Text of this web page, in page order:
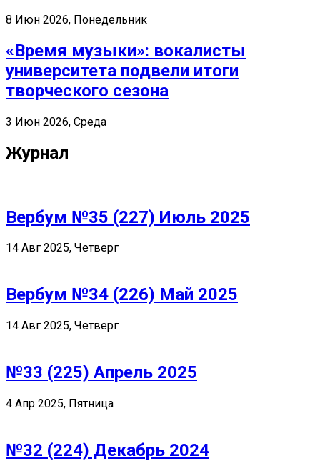
8 Июн 2026, Понедельник
«Время музыки»: вокалисты
университета подвели итоги
творческого сезона
3 Июн 2026, Среда
Журнал
Вербум №35 (227) Июль 2025
14 Авг 2025, Четверг
Вербум №34 (226) Май 2025
14 Авг 2025, Четверг
№33 (225) Апрель 2025
4 Апр 2025, Пятница
№32 (224) Декабрь 2024